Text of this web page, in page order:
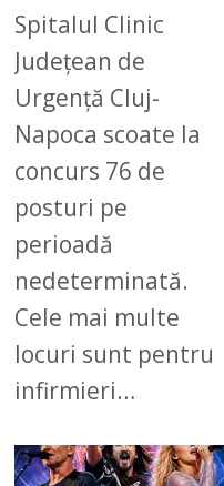
Spitalul Clinic
Județean de
Urgență Cluj-
Napoca scoate la
concurs 76 de
posturi pe
perioadă
nedeterminată.
Cele mai multe
locuri sunt pentru
infirmieri…